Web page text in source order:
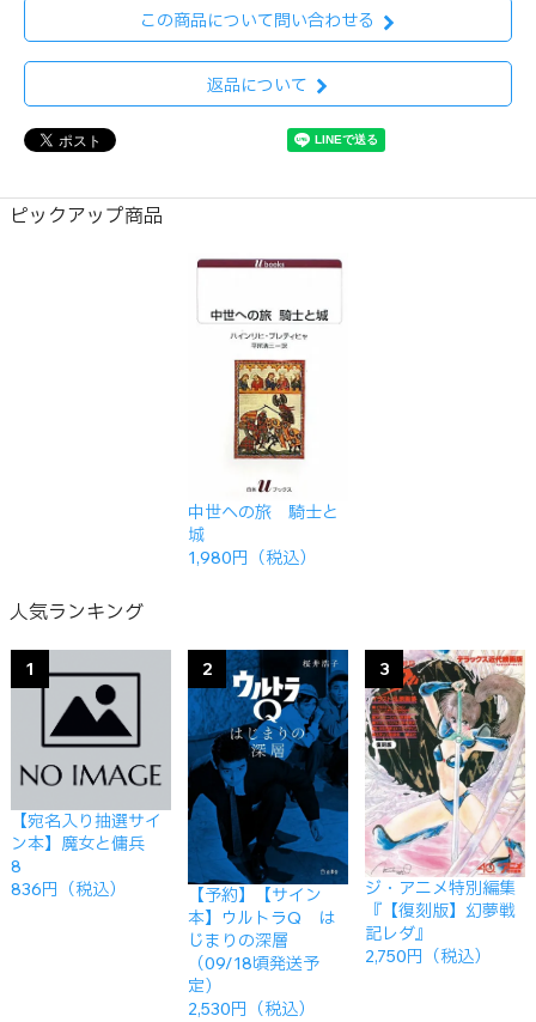
この商品について問い合わせる
返品について
ピックアップ商品
中世への旅 騎士と
城
1,980円（税込）
人気ランキング
1
【宛名入り抽選サイ
ン本】魔女と傭兵
8
836円（税込）
2
【予約】【サイン
本】ウルトラQ は
じまりの深層
（09/18頃発送予
定）
2,530円（税込）
3
ジ・アニメ特別編集
『【復刻版】幻夢戦
記レダ』
2,750円（税込）